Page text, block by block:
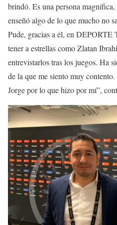
brindó. Es una persona
enseñó algo de lo que mucho no
Pude, gracias a él, en
tener a estrellas como Zlatan
entrevistarlos tras los juegos. Ha
de la que me siento muy
Jorge por lo que hizo por mí”,